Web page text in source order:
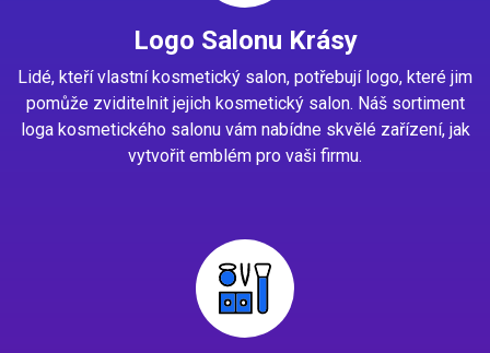
Logo Salonu Krásy
Lidé, kteří vlastní kosmetický salon, potřebují logo, které jim
pomůže zviditelnit jejich kosmetický salon. Náš sortiment
loga kosmetického salonu vám nabídne skvělé zařízení, jak
vytvořit emblém pro vaši firmu.